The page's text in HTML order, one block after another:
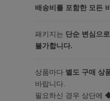
배송비를 포함한 모든
패키지는 단순 변심으
불가합니다.
상품마다 별도 구매 상
바랍니다.
필요하신 경우 상단에